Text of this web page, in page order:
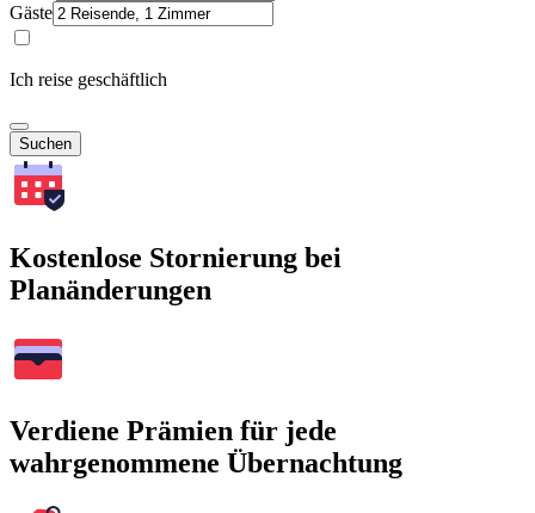
Gäste
Ich reise geschäftlich
Suchen
Kostenlose Stornierung bei
Planänderungen
Verdiene Prämien für jede
wahrgenommene Übernachtung